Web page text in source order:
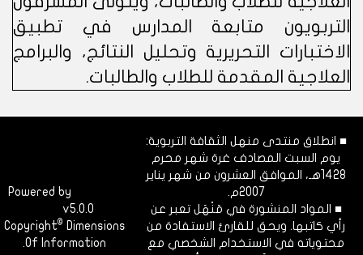
التربويون متابعة المدارس في تطبيق
الاختبارات التحريرية وتحليل النتائج، والبرامج
العلاجية المقدمة للطلاب والطالبات.
■ انطلاق منتدى منهل الثقافة التربوية:
يوم السبت المصادف غرة شهر محرم
1428هـ، الموافق العشرون من شهر يناير
2007م.
■ المواد المنشورة في مَنْهَل تعبر عن
رأي كاتبها. ويحق للقارئ الاستفادة من
محتوياته في الاستخدام الشخصي مع
Powered by
v5.0.0
Copyright©
Dimensions
Of Information.